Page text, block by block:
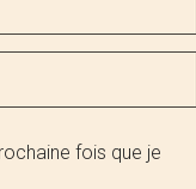
fois que je